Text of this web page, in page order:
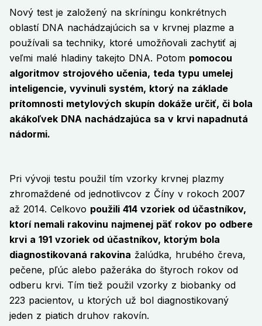
Nový test je založený na skríningu konkrétnych
oblastí DNA nachádzajúcich sa v krvnej plazme a
používali sa techniky, ktoré umožňovali zachytiť aj
veľmi malé hladiny takejto DNA. Potom pomocou
algoritmov strojového učenia, teda typu umelej
inteligencie, vyvinuli systém, ktorý na základe
prítomnosti metylových skupín dokáže určiť, či bola
akákoľvek DNA nachádzajúca sa v krvi napadnutá
nádormi.
Pri vývoji testu použil tím vzorky krvnej plazmy
zhromaždené od jednotlivcov z Číny v rokoch 2007
až 2014. Celkovo použili 414 vzoriek od účastníkov,
ktorí nemali rakovinu najmenej päť rokov po odbere
krvi a 191 vzoriek od účastníkov, ktorým bola
diagnostikovaná rakovina žalúdka, hrubého čreva,
pečene, pľúc alebo pažeráka do štyroch rokov od
odberu krvi. Tím tiež použil vzorky z biobanky od
223 pacientov, u ktorých už bol diagnostikovaný
jeden z piatich druhov rakovín.